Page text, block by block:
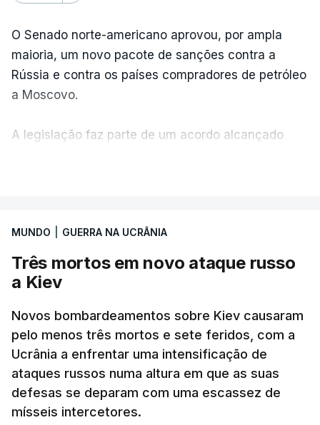
O Senado norte-americano aprovou, por ampla
maioria, um novo pacote de sanções contra a
Rússia e contra os países compradores de petróleo
a Moscovo.
A legislação faz parte de um acordo alcançado
Vladimir Putin e aos principais comandantes
militares e ainda a aplicação de tarifas até 500%
sobre as exportações russas.
ERROR ON HTML5 MEDIA ELEMENT
ESTE CONTEÚDO ESTÁ NESTE
MOMENTO INDISPONÍVEL
MUNDO GUERRA NA UCRÂNIA
Três mortos em novo ataque russo
a Kiev
Novos bombardeamentos sobre Kiev causaram
pelo menos três mortos e sete feridos, com a
Ucrânia a enfrentar uma intensificação de
ataques russos numa altura em que as suas
defesas se deparam com uma escassez de
mísseis intercetores.